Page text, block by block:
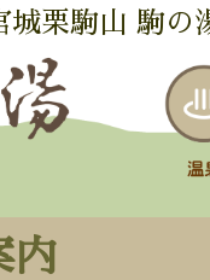
城栗駒山 駒の
内